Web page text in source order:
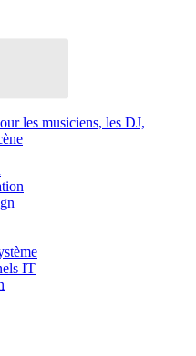
les musiciens, les DJ,
IT